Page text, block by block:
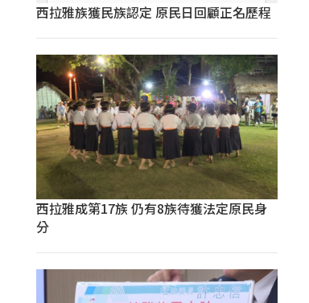
西拉雅族獲民族認定 原民日回顧正名歷程
西拉雅成第17族 仍有8族待獲法定原民身
分